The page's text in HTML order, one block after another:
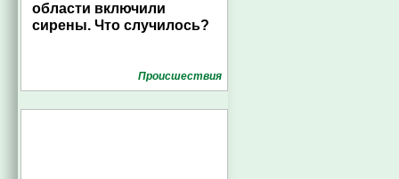
области включили
сирены. Что случилось?
Проиcшествия